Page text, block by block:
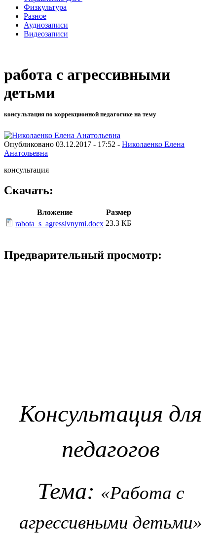
Физкультура
Разное
Аудиозаписи
Видеозаписи
работа с агрессивными
детьми
консультация по коррекционной педагогике на тему
Опубликовано 03.12.2017 - 17:52 - Николаенко Елена
Анатольевна
консультация
Скачать:
Вложение
Размер
rabota_s_agressivnymi.docx 23.3 КБ
Предварительный просмотр:
Консультация для
педагогов
Тема: «Работа с
агрессивными детьми»